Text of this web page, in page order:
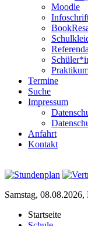
Moodle
Termine
Suche
Impressum
Anfahrt
Kontakt
Samstag,
Startseite